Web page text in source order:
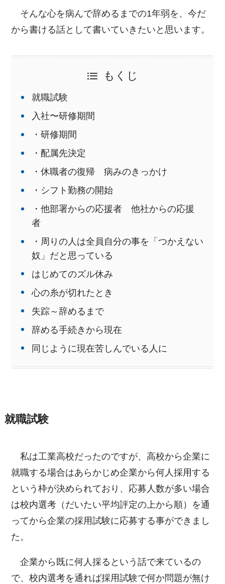
そんな心を病んで辞めるまでの1年弱を、今だ
から書ける話として書いていきたいと思います。
もくじ
就職試験
入社〜研修期間
・研修期間
・配属先決定
・休職者の復帰 病みのきっかけ
・シフト勤務の開始
・他部署からの応援者 他社からの応援
者
・周りの人は全員自分の事を「つかえない
奴」だと思っている
はじめてのズル休み
心の糸が切れたとき
失踪～辞めるまで
辞める手続きから現在
同じように現在苦しんでいる人に
就職試験
私は工業高校だったのですが、高校から企業に
就職する場合はあらかじめ企業から何人採用する
という枠が決められており、応募人数が多い場合
は校内選考（だいたい平均評定の上から順）を通
ってから企業の採用試験に応募する事ができまし
た。
企業から既に何人採るという話で来ているの
で、校内選考を通れば採用試験で何か問題が無け